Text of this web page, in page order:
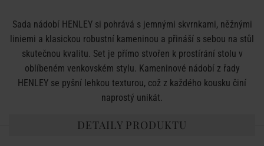
Sada nádobí HENLEY si pohrává s jemnými skvrnkami, něžnými
liniemi a klasickou robustní kameninou a přináší s sebou na stůl
skutečnou kvalitu. Set je přímo stvořen k prostírání stolu v
oblíbeném venkovském stylu. Kameninové nádobí z řady
HENLEY se pyšní lehkou texturou, což z každého kousku činí
naprostý unikát.
DETAILY PRODUKTU